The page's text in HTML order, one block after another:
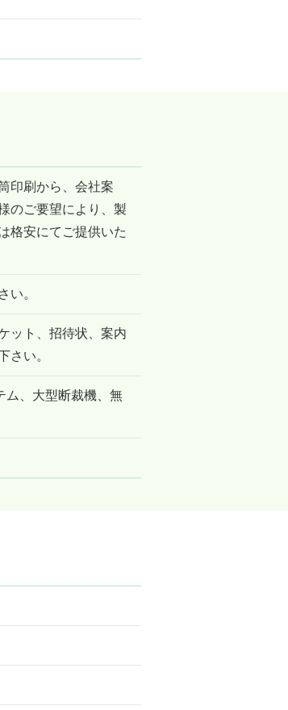
印刷から、会社案
のご要望により、製
格安にてご提供いた
い。
ット、招待状、案内
さい。
、大型断裁機、無